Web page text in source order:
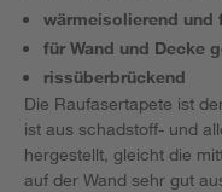
wärmeisolierend
für Wand und Decke
rissüberbrückend
Die Raufasertapete ist
ist aus schadstoff- und
hergestellt, gleicht die
auf der Wand sehr gut